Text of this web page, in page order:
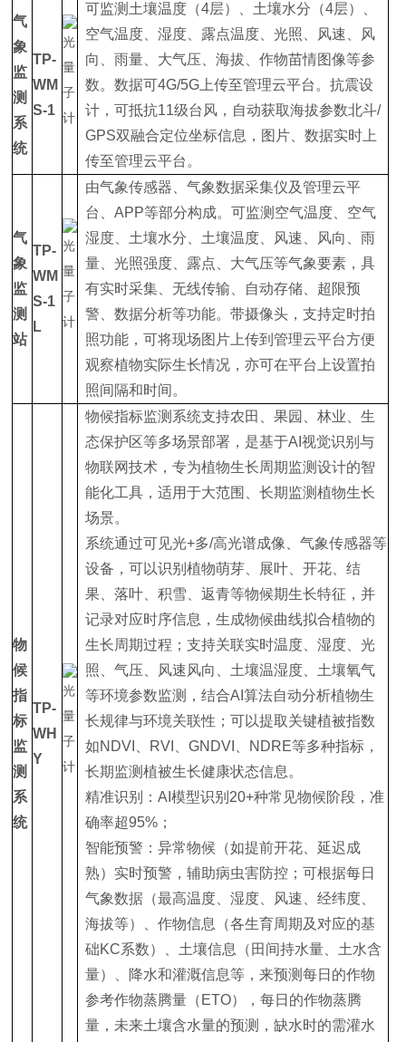
气
象
监
测
系
统
TP-
WM
S-1
可监测土壤温度（4层）、土壤水分（4层）、
空气温度、湿度、露点温度、光照、风速、风
向、雨量、大气压、海拔、作物苗情图像等参
数。数据可4G/5G上传至管理云平台。抗震设
计，可抵抗11级台风，自动获取海拔参数北斗/
GPS双融合定位坐标信息，图片、数据实时上
传至管理云平台。
气
象
监
测
站
TP-
WM
S-1
L
由气象传感器、气象数据采集仪及管理云平
台、APP等部分构成。可监测空气温度、空气
湿度、土壤水分、土壤温度、风速、风向、雨
量、光照强度、露点、大气压等气象要素，具
有实时采集、无线传输、自动存储、超限预
警、数据分析等功能。带摄像头，支持定时拍
照功能，可将现场图片上传到管理云平台方便
观察植物实际生长情况，亦可在平台上设置拍
照间隔和时间。
物
候
指
标
监
测
系
统
TP-
WH
Y
物候指标监测系统支持农田、果园、林业、生
态保护区等多场景部署，是基于AI视觉识别与
物联网技术，专为植物生长周期监测设计的智
能化工具，适用于大范围、长期监测植物生长
场景。
系统通过可见光+多/高光谱成像、气象传感器等
设备，可以识别植物萌芽、展叶、开花、结
果、落叶、积雪、返青等物候期生长特征，并
记录对应时序信息，生成物候曲线拟合植物的
生长周期过程；支持关联实时温度、湿度、光
照、气压、风速风向、土壤温湿度、土壤氧气
等环境参数监测，结合AI算法自动分析植物生
长规律与环境关联性；可以提取关键植被指数
如NDVI、RVI、GNDVI、NDRE等多种指标，
长期监测植被生长健康状态信息。
精准识别：AI模型识别20+种常见物候阶段，准
确率超95%；
智能预警：异常物候（如提前开花、延迟成
熟）实时预警，辅助病虫害防控；可根据每日
气象数据（最高温度、湿度、风速、经纬度、
海拔等）、作物信息（各生育周期及对应的基
础KC系数）、土壤信息（田间持水量、土水含
量）、降水和灌溉信息等，来预测每日的作物
参考作物蒸腾量（ETO），每日的作物蒸腾
量，未来土壤含水量的预测，缺水时的需灌水